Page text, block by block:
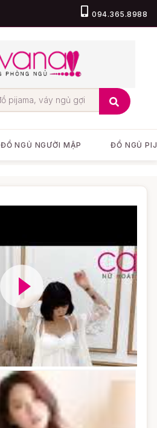
094.365.8988
ĐỒ NGỦ NGƯỜI MẬP ĐỒ NGỦ